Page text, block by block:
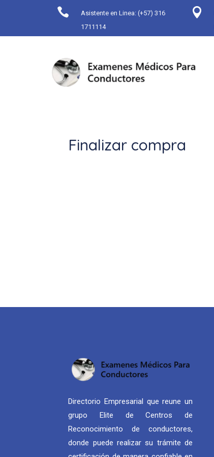

Asistente en Linea: (+57) 316
1711114

Finalizar compra
Directorio Empresarial que reune un
grupo Elite de Centros de
Reconocimiento de conductores,
donde puede realizar su trámite de